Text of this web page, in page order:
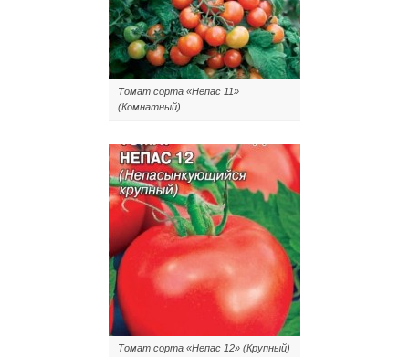
Томат сорта «Непас 11»
(Комнатный)
Томат сорта «Непас 12» (Крупный)